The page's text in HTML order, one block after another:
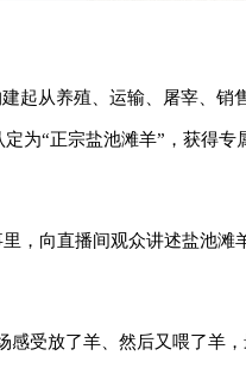
起从养殖、运输、屠宰、销
为“正宗盐池滩羊”，获得专
，向直播间观众讲述盐池滩
感受放了羊、然后又喂了羊